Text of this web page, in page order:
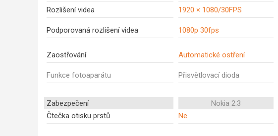
Rozlišení videa
1920 × 1080/30FPS
Podporovaná rozlišení videa 1080p 30fps
Zaostřování Automatické ostření
Funkce fotoaparátu
Přisvětlovací dioda
Zabezpečení Nokia 2.3
Čtečka otisku prstů
Ne